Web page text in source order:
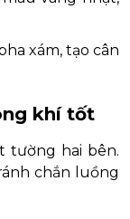
xám, tạo cân
khí tốt
tường hai bên.
chắn luồng